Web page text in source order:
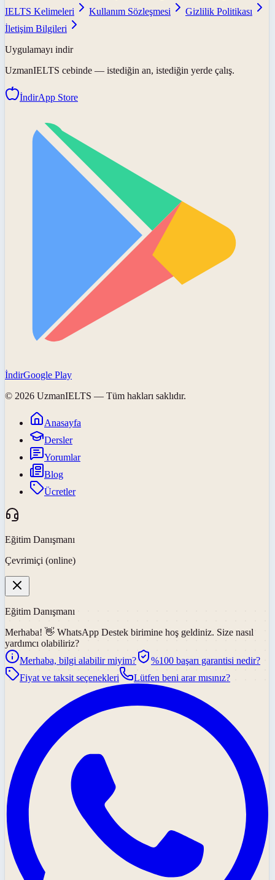
IELTS Kelimeleri
Kullanım Sözleşmesi
Gizlilik Politikası
İletişim Bilgileri
Uygulamayı indir
UzmanIELTS cebinde — istediğin an, istediğin yerde çalış.
İndirApp Store
İndirGoogle Play
© 2026 UzmanIELTS — Tüm hakları saklıdır.
Anasayfa
Dersler
Yorumlar
Blog
Ücretler
Eğitim Danışmanı
Çevrimiçi (online)
Eğitim Danışmanı
Merhaba! 👋 WhatsApp Destek birimine hoş geldiniz. Size nasıl
yardımcı olabiliriz?
Merhaba, bilgi alabilir miyim?
%100 başarı garantisi nedir?
Fiyat ve taksit seçenekleri
Lütfen beni arar mısınız?